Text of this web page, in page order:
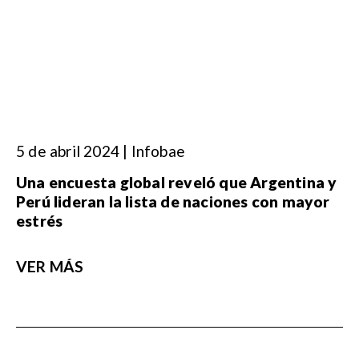
5 de abril 2024 | Infobae
Una encuesta global reveló que Argentina y
Perú lideran la lista de naciones con mayor
estrés
VER MÁS